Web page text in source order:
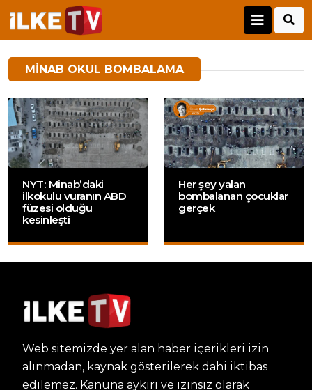
MINAB OKUL BOMBALAMA
NYT: Minab’daki
ilkokulu vuranın ABD
füzesi olduğu
kesinleşti
Her şey yalan
bombalanan çocuklar
gerçek
Web sitemizde yer alan haber içerikleri izin
alınmadan, kaynak gösterilerek dahi iktibas
edilemez. Kanuna aykırı ve izinsiz olarak